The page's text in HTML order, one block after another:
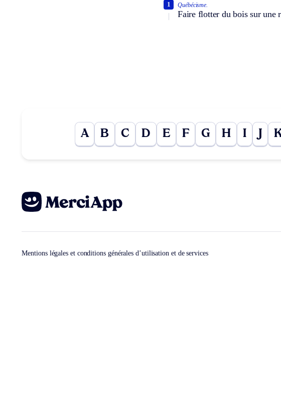
Québécisme.
Faire flotter du bois sur une
1
A B C D E F G H I J
Mentions légales et conditions générales d’utilisation et de services